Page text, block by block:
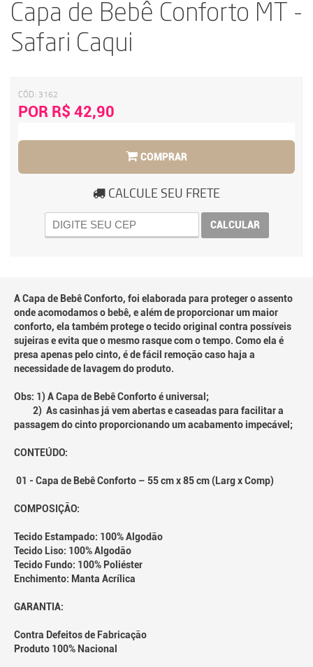
Capa de Bebê Conforto MT -
Safari Caqui
CÓD: 3162
POR R$ 42,90
COMPRAR
CALCULE SEU FRETE
CALCULAR
A Capa de Bebê Conforto, foi elaborada para proteger o assento
onde acomodamos o bebê, e além de proporcionar um maior
conforto, ela também protege o tecido original contra possíveis
sujeiras e evita que o mesmo rasque com o tempo. Como ela é
presa apenas pelo cinto, é de fácil remoção caso haja a
necessidade de lavagem do produto.
Obs: 1) A Capa de Bebê Conforto é universal;
2) As casinhas já vem abertas e caseadas para facilitar a
passagem do cinto proporcionando um acabamento impecável;
CONTEÚDO:
01 - Capa de Bebê Conforto – 55 cm x 85 cm (Larg x Comp)
COMPOSIÇÃO:
Tecido Estampado: 100% Algodão
Tecido Liso: 100% Algodão
Tecido Fundo: 100% Poliéster
Enchimento: Manta Acrílica
GARANTIA:
Contra Defeitos de Fabricação
Produto 100% Nacional